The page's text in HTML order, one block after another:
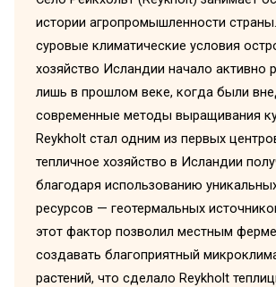
истории агропромышленности
суровые климатические условия
хозяйство Исландии начало активно
лишь в прошлом веке, когда были
современные методы выращивания
Reykholt стал одним из первых
тепличное хозяйство в Исландии
благодаря использованию
ресурсов — геотермальных
этот фактор позволил местным
создавать благоприятный
растений, что сделало Reykholt